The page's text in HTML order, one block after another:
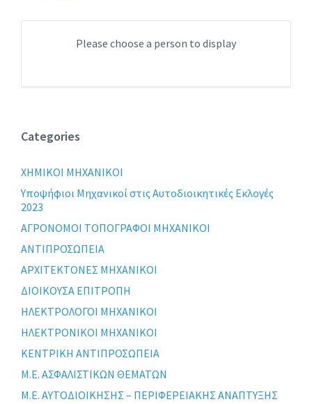
Please choose a person to display
Categories
XHMIKOI MHXANIKOI
Yποψήφιοι Μηχανικοί στις Αυτοδιοικητικές Εκλογές
2023
ΑΓΡΟΝΟΜΟΙ ΤΟΠΟΓΡΑΦΟΙ ΜΗΧΑΝΙΚΟΙ
ΑΝΤΙΠΡΟΣΩΠΕΙΑ
ΑΡΧΙΤΕΚΤΟΝΕΣ ΜΗΧΑΝΙΚΟΙ
ΔΙΟΙΚΟΥΣΑ ΕΠΙΤΡΟΠΗ
ΗΛΕΚΤΡΟΛΟΓΟΙ ΜΗΧΑΝΙΚΟΙ
ΗΛΕΚΤΡΟΝΙΚΟΙ ΜΗΧΑΝΙΚΟΙ
ΚΕΝΤΡΙΚΗ ΑΝΤΙΠΡΟΣΩΠΕΙΑ
Μ.Ε. ΑΣΦΑΛΙΣΤΙΚΩΝ ΘΕΜΑΤΩΝ
Μ.Ε. ΑΥΤΟΔΙΟΙΚΗΣΗΣ – ΠΕΡΙΦΕΡΕΙΑΚΗΣ ΑΝΑΠΤΥΞΗΣ